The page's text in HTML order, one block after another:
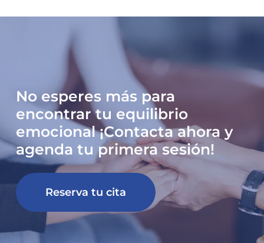
No esperes más para
encontrar tu equilibrio
emocional ¡Contacta ahora y
agenda tu primera sesión!
Reserva tu cita